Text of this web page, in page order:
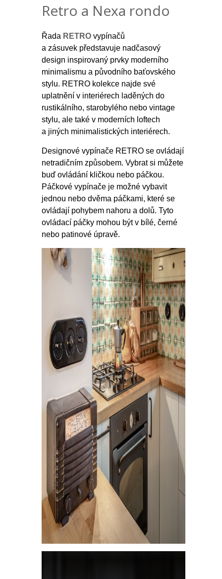
Retro a Nexa rondo
Řada RETRO vypínačů
a zásuvek představuje nadčasový
design inspirovaný prvky moderního
minimalismu a původního baťovského
stylu. RETRO kolekce najde své
uplatnění v interiérech laděných do
rustikálního, starobylého nebo vintage
stylu, ale také v moderních loftech
a jiných minimalistických interiérech.
Designové vypínače RETRO se ovládají
netradičním způsobem. Vybrat si můžete
buď ovládání kličkou nebo páčkou.
Páčkové vypínače je možné vybavit
jednou nebo dvěma páčkami, které se
ovládají pohybem nahoru a dolů. Tyto
ovládací páčky mohou být v bílé, černé
nebo patinové úpravě.